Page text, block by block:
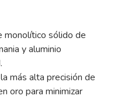
monolítico sólido de
y aluminio
más alta precisión de
oro para minimizar